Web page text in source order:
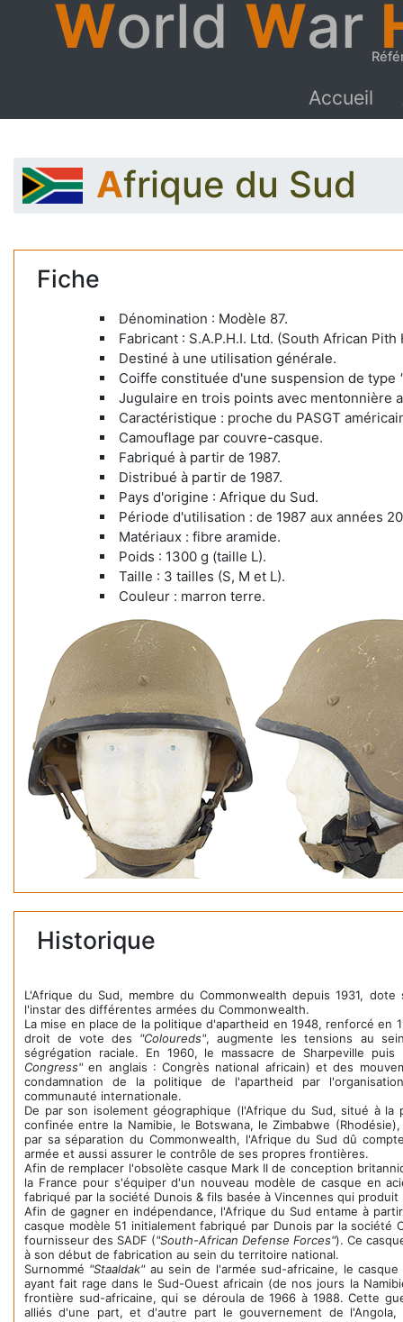
World War
Accueil
Afrique du Sud
Fiche
Dénomination : Modèle 87.
Fabricant : S.A.P.H.I. Ltd. (South African
Destiné à une utilisation générale.
Coiffe constituée d'une suspension de type
Jugulaire en trois points avec mentonnière
Caractéristique : proche du PASGT
Camouflage par couvre-casque.
Fabriqué à partir de 1987.
Distribué à partir de 1987.
Pays d'origine : Afrique du Sud.
Période d'utilisation : de 1987 aux années
Matériaux : fibre aramide.
Poids : 1300 g (taille L).
Taille : 3 tailles (S, M et L).
Couleur : marron terre.
Historique
L'Afrique du Sud, membre du Commonwealth depuis 1931,
l'instar des différentes armées du Commonwealth.
La mise en place de la politique d'apartheid en 1948, renforcé en
droit de vote des "Coloureds", augmente les tensions au
ségrégation raciale. En 1960, le massacre de Sharpeville
Congress"en anglais : Congrès national africain) et des
condamnation de la politique de l'apartheid par
communauté internationale.
De par son isolement géographique (l'Afrique du Sud, situé à
confinée entre la Namibie, le Botswana, le Zimbabwe
par sa séparation du Commonwealth, l'Afrique du Sud dû
armée et aussi assurer le contrôle de ses propres frontières.
Afin de remplacer l'obsolète casque Mark II de conception
la France pour s'équiper d'un nouveau modèle de casque en
fabriqué par la société Dunois & fils basée à Vincennes qui
Afin de gagner en indépendance, l'Afrique du Sud entame à
casque modèle 51 initialement fabriqué par Dunois par la société
fournisseur des SADF ("South-African Defense Forces"). Ce
à son début de fabrication au sein du territoire national.
Surnommé "Staaldak"au sein de l'armée sud-africaine, le
ayant fait rage dans le Sud-Ouest africain (de nos jours la
frontière sud-africaine, qui se déroula de 1966 à 1988. Cette
alliés d'une part, et d'autre part le gouvernement de l'Angola,